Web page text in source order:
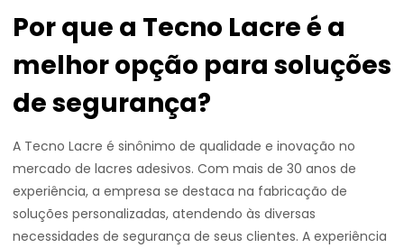
Por que a Tecno Lacre é a
melhor opção para soluções
de segurança?
A Tecno Lacre é sinônimo de qualidade e inovação no
mercado de lacres adesivos. Com mais de 30 anos de
experiência, a empresa se destaca na fabricação de
soluções personalizadas, atendendo às diversas
necessidades de segurança de seus clientes. A experiência